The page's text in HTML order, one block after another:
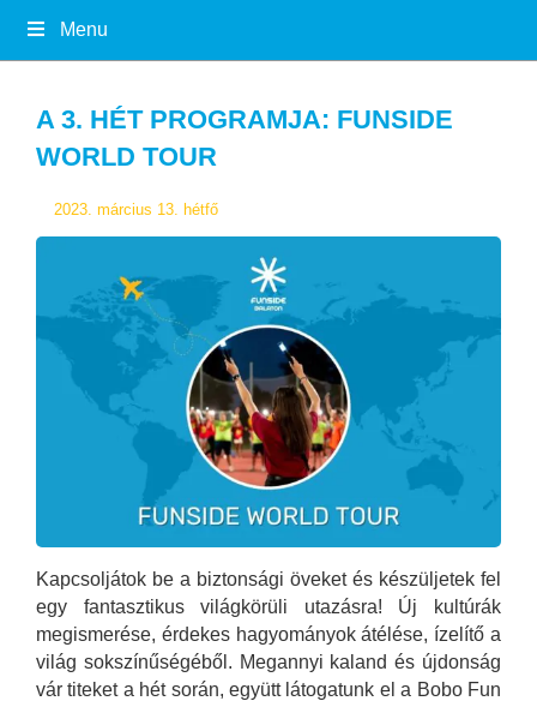
Menu
A 3. HÉT PROGRAMJA: FUNSIDE
WORLD TOUR
2023. március 13. hétfő
Kapcsoljátok be a biztonsági öveket és készüljetek fel
egy fantasztikus világkörüli utazásra! Új kultúrák
megismerése, érdekes hagyományok átélése, ízelítő a
világ sokszínűségéből. Megannyi kaland és újdonság
vár titeket a hét során, együtt látogatunk el a Bobo Fun